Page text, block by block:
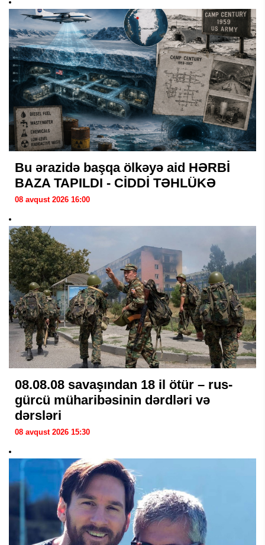
Bu ərazidə başqa ölkəyə aid HƏRBİ
BAZA TAPILDI - CİDDİ TƏHLÜKƏ
08 avqust 2026 16:00
08.08.08 savaşından 18 il ötür – rus-
gürcü müharibəsinin dərdləri və
dərsləri
08 avqust 2026 15:30